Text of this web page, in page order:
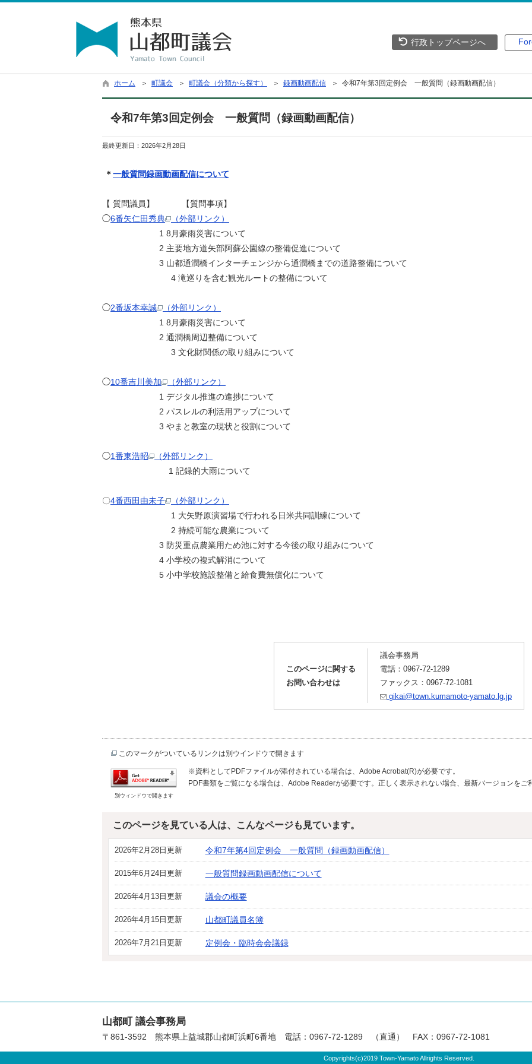
行政トップページへ
ホーム ＞ 町議会 ＞ 町議会（分類から探す） ＞ 録画動画配信 ＞ 令和7年第3回定例会 一般質問（録画動画配信）
令和7年第3回定例会 一般質問（録画動画配信）
最終更新日： 2026年2月28日
＊一般質問録画動画配信について
【 質問議員】 【質問事項】
◯6番矢仁田秀典
（外部リンク）
1 8月豪雨災害について
2 主要地方道矢部阿蘇公園線の整備促進について
3 山都通潤橋インターチェンジから通潤橋までの道路整備について
4 滝巡りを含む観光ルートの整備について
◯2番坂本幸誠
（外部リンク）
1 8月豪雨災害について
2 通潤橋周辺整備について
3 文化財関係の取り組みについて
◯10番吉川美加
（外部リンク）
1 デジタル推進の進捗について
2 パスレルの利活用アップについて
3 やまと教室の現状と役割について
◯1番東浩昭
（外部リンク）
1 記録的大雨について
〇4番西田由未子
（外部リンク）
1 大矢野原演習場で行われる日米共同訓練について
2 持続可能な農業について
3 防災重点農業用ため池に対する今後の取り組みについて
4 小学校の複式解消について
5 小中学校施設整備と給食費無償化について
このページに関する
お問い合わせは
議会事務局
電話： 0967-72-1289
ファックス：0967-72-1081
gikai@town.kumamoto-yamato.lg.jp
このマークがついているリンクは別ウインドウで開きます
別ウィンドウで開きます
※資料としてPDFファイルが添付されている場合は、Adobe Acrobat(R)が必要です。
PDF書類をご覧になる場合は、Adobe Readerが必要です。正しく表示されない場合、最新バージョンをご
このページを見ている人は、こんなページも見ています。
2026年2月28日更新 令和7年第4回定例会 一般質問（録画動画配信）
2015年6月24日更新 一般質問録画動画配信について
2026年4月13日更新 議会の概要
2026年4月15日更新 山都町議員名簿
2026年7月21日更新 定例会・臨時会会議録
山都町 議会事務局
〒861-3592 熊本県上益城郡山都町浜町6番地 電話：0967-72-1289 （直通） FAX：0967-72-1081
Copyrights(c)2019 Town-Yamato Allrights Reserved.